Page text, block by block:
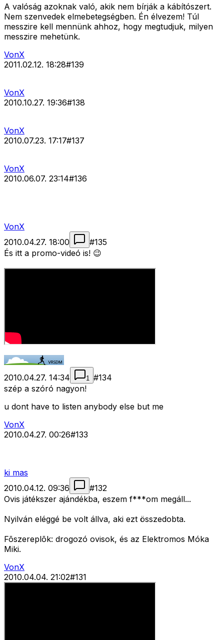
A valóság azoknak való, akik nem bírják a kábítószert.
Nem szenvedek elmebetegségben. Én élvezem! Túl
messzire kell mennünk ahhoz, hogy megtudjuk, milyen
messzire mehetünk.
VonX
2011.02.12. 18:28#139
VonX
2010.10.27. 19:36#138
VonX
2010.07.23. 17:17#137
VonX
2010.06.07. 23:14#136
VonX
2010.04.27. 18:00
#135
És itt a promo-videó is! 😉
2010.04.27. 14:34 1 #134
szép a szóró nagyon!
u dont have to listen anybody else but me
VonX
2010.04.27. 00:26#133
ki mas
2010.04.12. 09:36
#132
Ovis játékszer ajándékba, eszem f***om megáll...
Nyilván eléggé be volt állva, aki ezt összedobta.
Fõszereplõk: drogozó ovisok, és az Elektromos Móka
Miki.
VonX
2010.04.04. 21:02#131